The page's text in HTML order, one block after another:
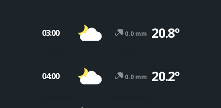
03:00 0.0 mm 20.8º
04:00 0.0 mm 20.2º